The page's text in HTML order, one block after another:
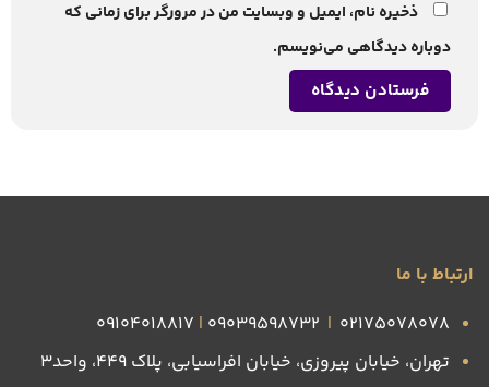
ذخیره نام، ایمیل و وبسایت من در مرورگر برای زمانی که
دوباره دیدگاهی می‌نویسم.
ارتباط با ما
۰۲۱۷۵۰۷۸۰۷۸ |
09039598732
|
09104018817
تهران، خیابان پیروزی، خیابان افراسیابی، پلاک ۴۴۹، واحد3